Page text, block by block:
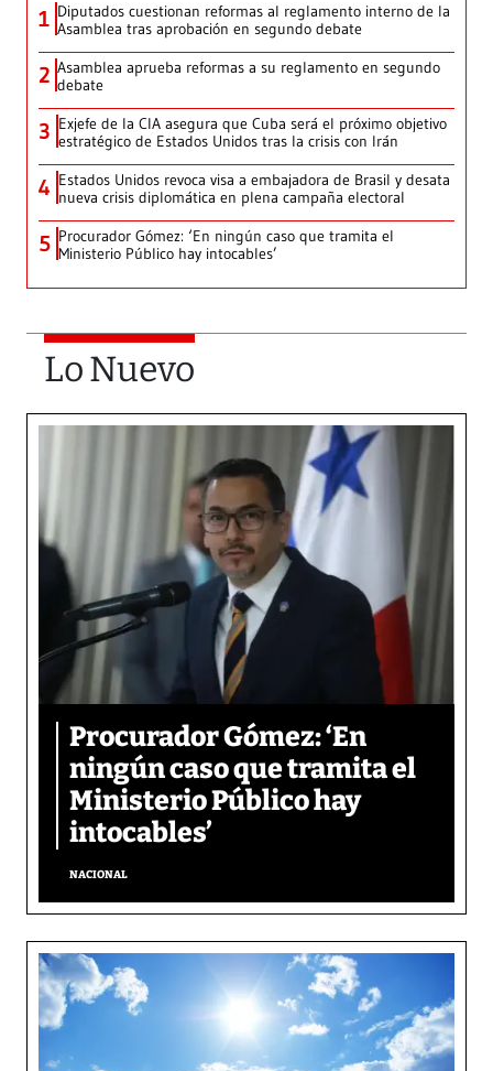
1 Diputados cuestionan reformas al reglamento interno de la
Asamblea tras aprobación en segundo debate
2 Asamblea aprueba reformas a su reglamento en segundo
debate
3 Exjefe de la CIA asegura que Cuba será el próximo objetivo
estratégico de Estados Unidos tras la crisis con Irán
4 Estados Unidos revoca visa a embajadora de Brasil y desata
nueva crisis diplomática en plena campaña electoral
5 Procurador Gómez: ‘En ningún caso que tramita el
Ministerio Público hay intocables’
Lo Nuevo
Procurador Gómez: ‘En
ningún caso que tramita el
Ministerio Público hay
intocables’
NACIONAL